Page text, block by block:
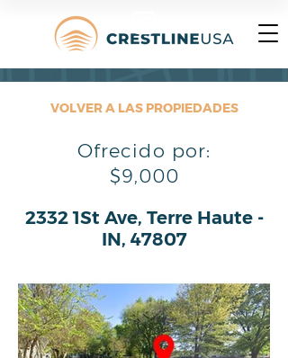
VOLVER A LAS PROPIEDADES
Ofrecido por:
$9,000
2332 1St Ave, Terre Haute -
IN, 47807